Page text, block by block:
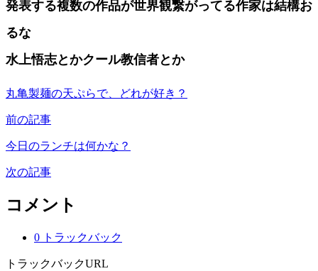
発表する複数の作品が世界観繋がってる作家は結構お
るな
水上悟志とかクール教信者とか
丸亀製麺の天ぷらで、どれが好き？
前の記事
今日のランチは何かな？
次の記事
コメント
0 トラックバック
トラックバックURL